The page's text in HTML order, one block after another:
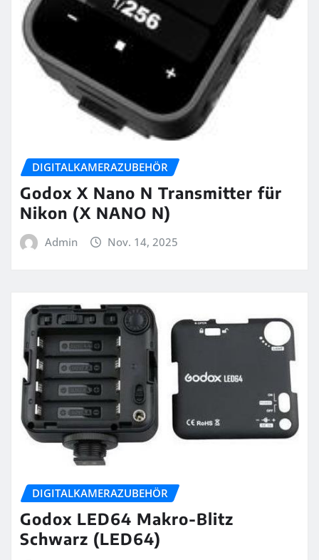
DIGITALKAMERAZUBEHÖR
Godox X Nano N Transmitter für
Nikon (X NANO N)
Admin Nov. 14, 2025
DIGITALKAMERAZUBEHÖR
Godox LED64 Makro-Blitz
Schwarz (LED64)